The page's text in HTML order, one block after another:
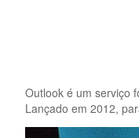
Outlook é um serviço
Lançado em 2012,